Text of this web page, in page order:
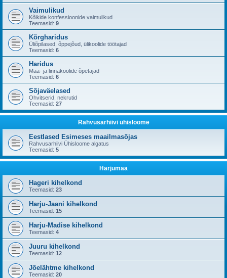
Vaimulikud
Kõikide konfessioonide vaimulikud
Teemasid: 9
Kõrgharidus
Üliõpilased, õppejõud, ülikoolide töötajad
Teemasid: 6
Haridus
Maa- ja linnakoolide õpetajad
Teemasid: 6
Sõjaväelased
Ohvitserid, nekrutid
Teemasid: 27
Rahvusarhiivi ühisloome
Eestlased Esimeses maailmasõjas
Rahvusarhiivi Ühisloome algatus
Teemasid: 5
Harjumaa
Hageri kihelkond
Teemasid: 23
Harju-Jaani kihelkond
Teemasid: 15
Harju-Madise kihelkond
Teemasid: 4
Juuru kihelkond
Teemasid: 12
Jõelähtme kihelkond
Teemasid: 20